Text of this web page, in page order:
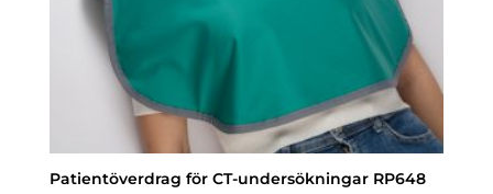
Patientöverdrag för CT-undersökningar RP648